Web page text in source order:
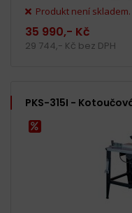
Produkt není skladem.
35 990,- Kč
29 744,- Kč bez DPH
PKS-315I -